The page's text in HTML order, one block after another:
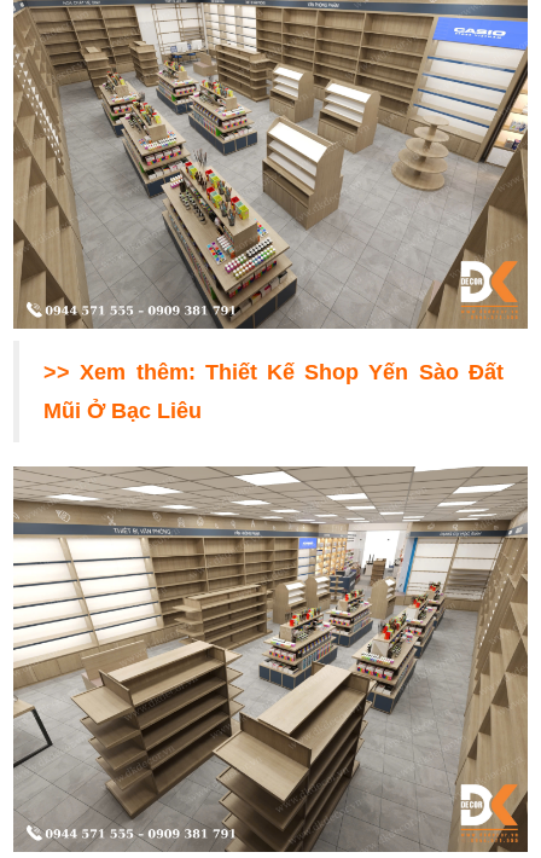
>> Xem thêm: Thiết Kế Shop Yến Sào Đất
Mũi Ở Bạc Liêu